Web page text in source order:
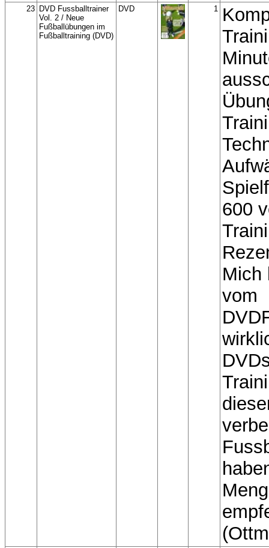
23 DVD Fussballtrainer
Vol. 2 / Neue
Fußballübungen im
Fußballtraining (DVD)
DVD 1
600
Mich
vom